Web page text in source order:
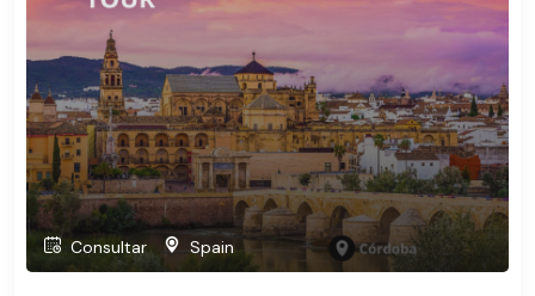
Consultar Spain